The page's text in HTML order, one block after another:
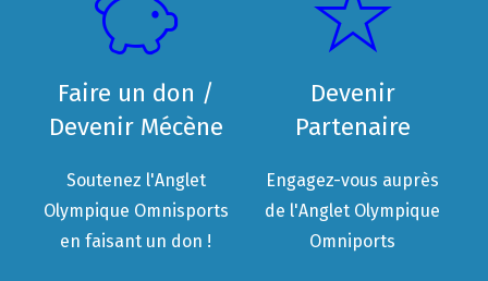
Faire un don /
Devenir Mécène
Soutenez l'Anglet
Olympique Omnisports
en faisant un don !
Devenir
Partenaire
Engagez-vous auprès
de l'Anglet Olympique
Omniports